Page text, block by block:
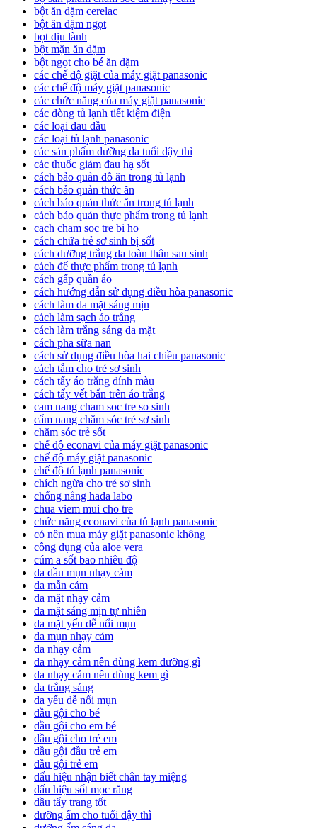
bột ăn dặm cerelac
bột ăn dặm ngọt
bọt dịu lành
bột mặn ăn dặm
bột ngọt cho bé ăn dặm
các chế độ giặt của máy giặt panasonic
các chế độ máy giặt panasonic
các chức năng của máy giặt panasonic
các dòng tủ lạnh tiết kiệm điện
các loại đau đầu
các loại tủ lạnh panasonic
các sản phẩm dưỡng da tuổi dậy thì
các thuốc giảm đau hạ sốt
cách bảo quản đồ ăn trong tủ lạnh
cách bảo quản thức ăn
cách bảo quản thức ăn trong tủ lạnh
cách bảo quản thực phẩm trong tủ lạnh
cach cham soc tre bi ho
cách chữa trẻ sơ sinh bị sốt
cách dưỡng trắng da toàn thân sau sinh
cách để thực phẩm trong tủ lạnh
cách gấp quần áo
cách hướng dẫn sử dụng điều hòa panasonic
cách làm da mặt sáng mịn
cách làm sạch áo trắng
cách làm trắng sáng da mặt
cách pha sữa nan
cách sử dụng điều hòa hai chiều panasonic
cách tắm cho trẻ sơ sinh
cách tẩy áo trắng dính màu
cách tẩy vết bẩn trên áo trắng
cam nang cham soc tre so sinh
cẩm nang chăm sóc trẻ sơ sinh
chăm sóc trẻ sốt
chế độ econavi của máy giặt panasonic
chế độ máy giặt panasonic
chế độ tủ lạnh panasonic
chích ngừa cho trẻ sơ sinh
chống nắng hada labo
chua viem mui cho tre
chức năng econavi của tủ lạnh panasonic
có nên mua máy giặt panasonic không
công dụng của aloe vera
cúm a sốt bao nhiêu độ
da dầu mụn nhạy cảm
da mẫn cảm
da mặt nhạy cảm
da mặt sáng mịn tự nhiên
da mặt yếu dễ nổi mụn
da mụn nhạy cảm
da nhạy cảm
da nhạy cảm nên dùng kem dưỡng gì
da nhạy cảm nên dùng kem gì
da trắng sáng
da yếu dễ nổi mụn
dầu gội cho bé
dầu gội cho em bé
dầu gội cho trẻ em
dầu gội đầu trẻ em
dầu gội trẻ em
dấu hiệu nhận biết chân tay miệng
dấu hiệu sốt mọc răng
dầu tẩy trang tốt
dưỡng ẩm cho tuổi dậy thì